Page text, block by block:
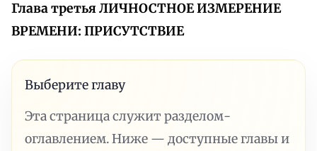
Глава третья ЛИЧНОСТНОЕ ИЗМЕРЕНИЕ
ВРЕМЕНИ: ПРИСУТСТВИЕ
Выберите главу
Эта страница служит разделом-
оглавлением. Ниже — доступные главы и